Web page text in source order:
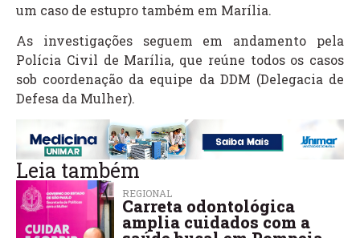
um caso de estupro também em Marília.
As investigações seguem em andamento pela
Polícia Civil de Marília, que reúne todos os casos
sob coordenação da equipe da DDM (Delegacia de
Defesa da Mulher).
Leia também
REGIONAL
Carreta odontológica
amplia cuidados com a